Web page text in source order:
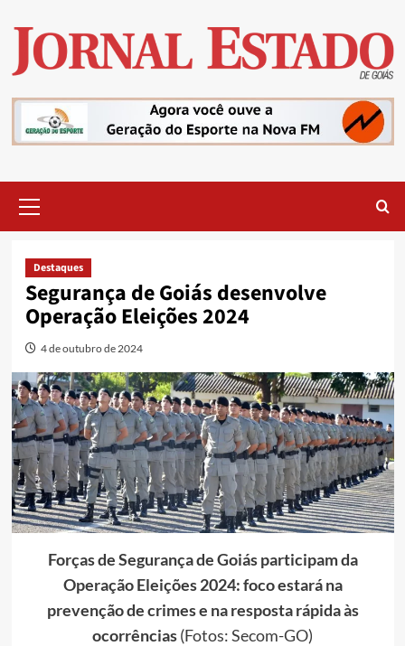
content
Menu
Destaques
Segurança de Goiás desenvolve
Operação Eleições 2024
4 de outubro de 2024
Forças de Segurança de Goiás participam da
Operação Eleições 2024: foco estará na
prevenção de crimes e na resposta rápida às
ocorrências(Fotos: Secom-GO)